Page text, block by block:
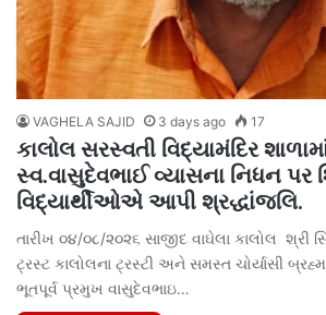
VAGHELA SAJID 3 days ago 17
કાલોલ સરસ્વતી વિદ્યામંદિર
સ્વ.વાસુદેવભાઈ વ્યાસના નિધન પર
વિદ્યાર્થીઓએ આપી શ્રદ્ધાંજલિ.
તારીખ ૦૪/૦૮/૨૦૨૬ સાજીદ વાઘેલા કાલોલ
ટ્રસ્ટ કાલોલના ટ્રસ્ટી અને સમસ્ત ચોર્યાસી
ભૂતપૂર્વ પ્રમુખ વાસુદેવભાઇ…